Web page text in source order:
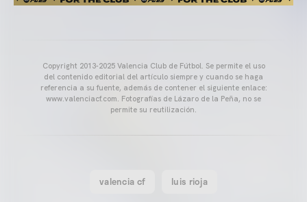
Copyright 2013-2025 Valencia Club de Fútbol. Se permite el uso
del contenido editorial del artículo siempre y cuando se haga
referencia a su fuente, además de contener el siguiente enlace:
www.valenciacf.com. Fotografías de Lázaro de la Peña, no se
permite su reutilización.
valencia cf luis rioja